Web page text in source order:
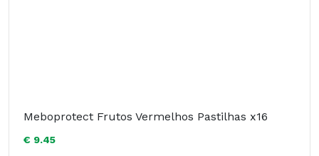
Meboprotect Frutos Vermelhos Pastilhas x16
€ 9.45